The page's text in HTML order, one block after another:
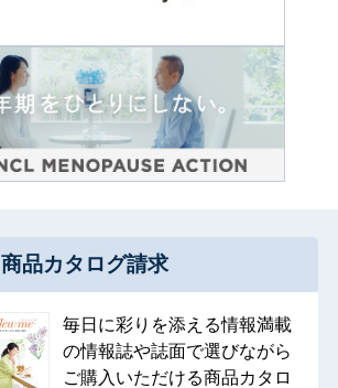
商品カタログ請求
毎日に彩りを添える情報満載
の情報誌や誌面で選びながら
ご購入いただける商品カタロ